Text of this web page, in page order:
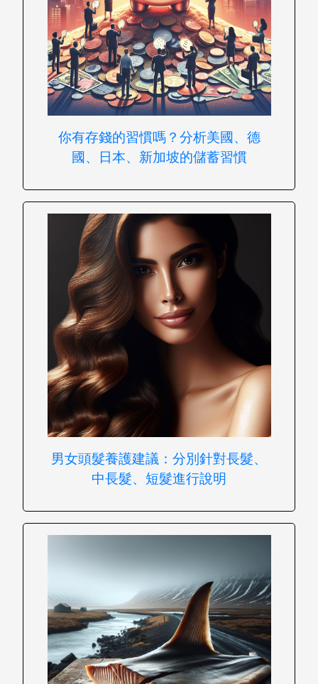
你有存錢的習慣嗎？分析美國、德
國、日本、新加坡的儲蓄習慣
男女頭髮養護建議：分別針對長髮、
中長髮、短髮進行說明